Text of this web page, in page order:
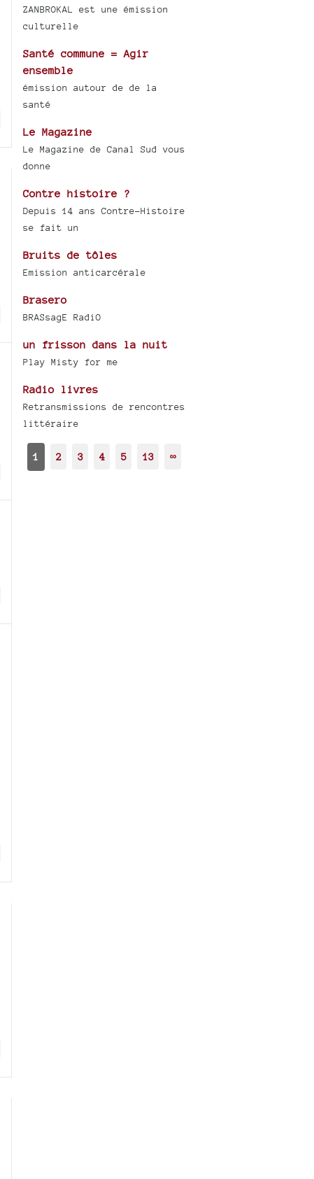
ZANBROKAL est une émission
culturelle
Santé commune = Agir
ensemble
émission autour de de la
santé
Le Magazine
Le Magazine de Canal Sud vous
donne
Contre histoire ?
Depuis 14 ans Contre-Histoire
se fait un
Bruits de tôles
Emission anticarcérale
Brasero
BRASsagE RadiO
un frisson dans la nuit
Play Misty for me
Radio livres
Retransmissions de rencontres
littéraire
1 2 3 4 5 13 ∞